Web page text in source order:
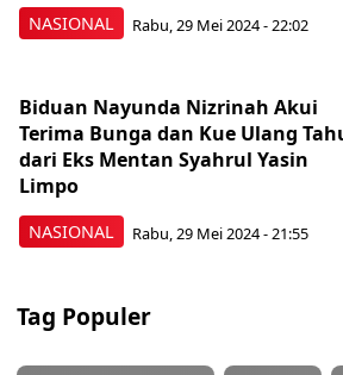
NASIONAL Rabu, 29 Mei 2024 - 22:02
NASIONAL
Biduan Nayunda Nizrinah Akui
Terima Bunga dan Kue Ulang
dari Eks Mentan Syahrul Yasin
Limpo
Rabu, 29 Mei 2024 - 21:55
Tag Populer